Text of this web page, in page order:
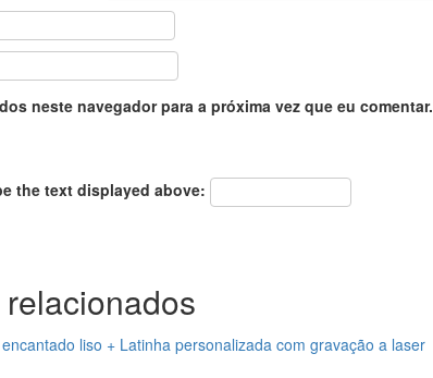
neste navegador para a próxima vez que eu comentar.
the text displayed above: